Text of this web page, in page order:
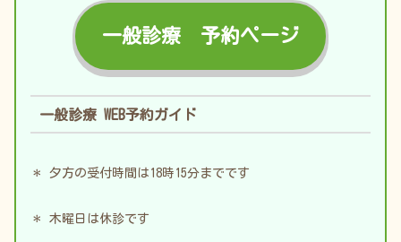
一般診療 予約ページ
一般診療 WEB予約ガイド
＊ 夕方の受付時間は 18時15分までです
＊ 木曜日は休診です